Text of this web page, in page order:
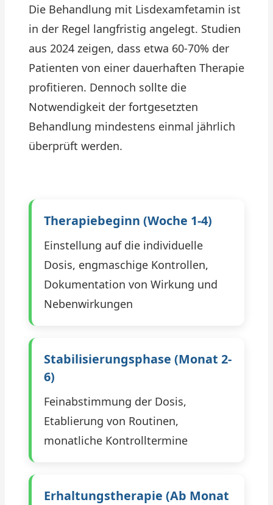
Die Behandlung mit Lisdexamfetamin ist
in der Regel langfristig angelegt. Studien
aus 2024 zeigen, dass etwa 60-70% der
Patienten von einer dauerhaften Therapie
profitieren. Dennoch sollte die
Notwendigkeit der fortgesetzten
Behandlung mindestens einmal jährlich
überprüft werden.
Therapiebeginn (Woche 1-4)
Einstellung auf die individuelle
Dosis, engmaschige Kontrollen,
Dokumentation von Wirkung und
Nebenwirkungen
Stabilisierungsphase (Monat 2-
6)
Feinabstimmung der Dosis,
Etablierung von Routinen,
monatliche Kontrolltermine
Erhaltungstherapie (ab Monat